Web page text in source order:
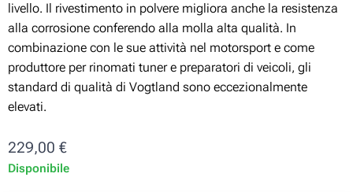
livello. Il rivestimento in polvere migliora anche la resistenza
alla corrosione conferendo alla molla alta qualità. In
combinazione con le sue attività nel motorsport e come
produttore per rinomati tuner e preparatori di veicoli, gli
standard di qualità di Vogtland sono eccezionalmente
elevati.
229,00 €
Disponibile